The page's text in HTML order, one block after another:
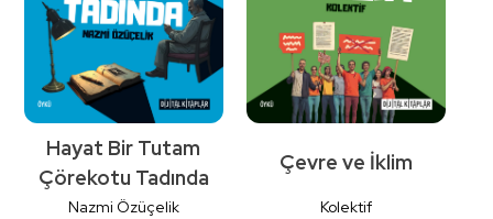
Hayat Bir Tutam
Çörekotu Tadında
Nazmi Özüçelik
Çevre ve İklim
Kolektif